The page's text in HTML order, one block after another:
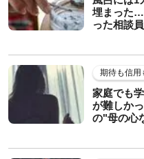
埋まった…
った相談
期待も信用
家庭でも
が難しか
の"母の心